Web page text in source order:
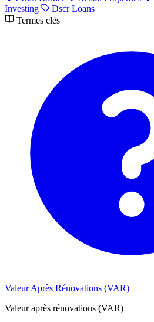
Investing
Dscr Loans
Termes clés
Valeur Après Rénovations (VAR)
Valeur après rénovations (VAR)